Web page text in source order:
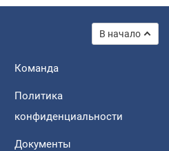
В начало
Команда
Политика
конфиденциальности
Документы